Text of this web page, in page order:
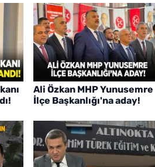
Ali Özkan MHP Yunusemre
İlçe Başkanlığı'na aday!